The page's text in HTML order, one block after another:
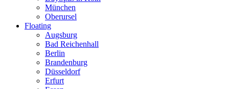
München
Oberursel
Floating
Augsburg
Bad Reichenhall
Berlin
Brandenburg
Düsseldorf
Erfurt